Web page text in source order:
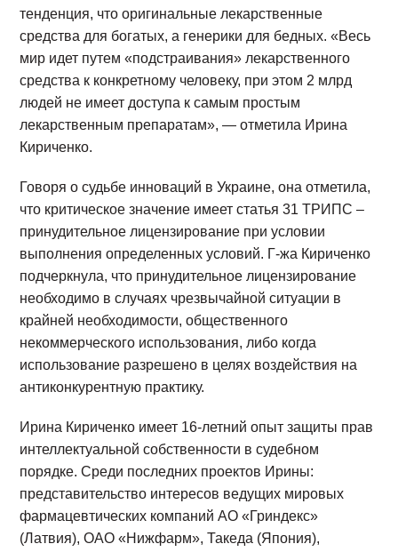
тенденция, что оригинальные лекарственные
средства для богатых, а генерики для бедных. «Весь
мир идет путем «подстраивания» лекарственного
средства к конкретному человеку, при этом 2 млрд
людей не имеет доступа к самым простым
лекарственным препаратам», — отметила Ирина
Кириченко.
Говоря о судьбе инноваций в Украине, она отметила,
что критическое значение имеет статья 31 ТРИПС –
принудительное лицензирование при условии
выполнения определенных условий. Г-жа Кириченко
подчеркнула, что принудительное лицензирование
необходимо в случаях чрезвычайной ситуации в
крайней необходимости, общественного
некоммерческого использования, либо когда
использование разрешено в целях воздействия на
антиконкурентную практику.
Ирина Кириченко имеет 16-летний опыт защиты прав
интеллектуальной собственности в судебном
порядке. Среди последних проектов Ирины:
представительство интересов ведущих мировых
фармацевтических компаний АО «Гриндекс»
(Латвия), ОАО «Нижфарм», Такеда (Япония),